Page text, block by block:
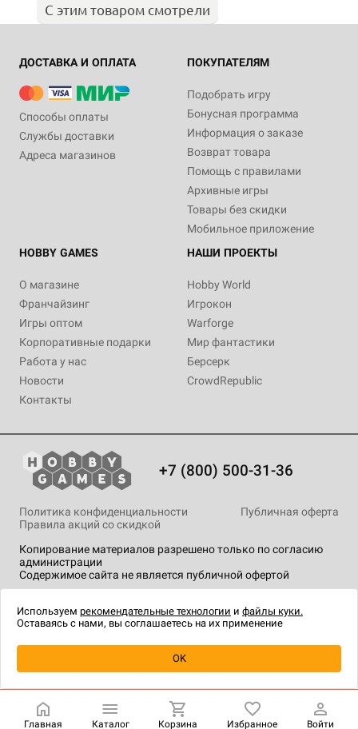
Уведомить о наличии
С этим товаром смотрели
ДОСТАВКА И ОПЛАТА
Способы оплаты
Службы доставки
Адреса магазинов
ПОКУПАТЕЛЯМ
Подобрать игру
Бонусная программа
Информация о заказе
Возврат товара
Помощь с правилами
Архивные игры
Товары без скидки
Мобильное приложение
HOBBY GAMES
О магазине
Франчайзинг
Игры оптом
Корпоративные подарки
Работа у нас
Новости
Контакты
НАШИ ПРОЕКТЫ
Hobby World
Игрокон
Warforge
Мир фантастики
Берсерк
CrowdRepublic
+7 (800) 500-31-36
Копирование материалов разрешено только по согласию
администрации
Содержимое сайта не является публичной офертой
Политика конфиденциальности
Публичная оферта
Правила акций со скидкой
технологии.
Главная Каталог Корзина Избранное Войти
Используем рекомендательные технологии и файлы куки.
Оставаясь с нами, вы соглашаетесь на их применение
OK